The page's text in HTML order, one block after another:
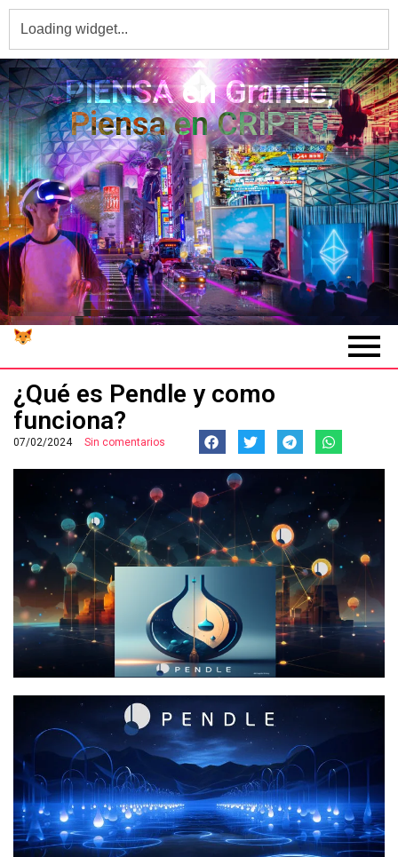
PIENSA en Grande,
Piensa en CRIPTO
¿Qué es Pendle y como
funciona?
07/02/2024 Sin comentarios